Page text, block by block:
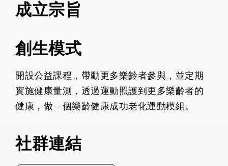
成立宗旨
創生模式
開設公益課程，帶動更多樂齡者參與，並定期
實施健康量測，透過運動照護到更多樂齡者的
健康，做ㄧ個樂齡健康成功老化運動模組。
社群連結